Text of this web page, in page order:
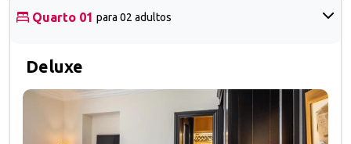
Quarto 01 para 02 adultos
Deluxe